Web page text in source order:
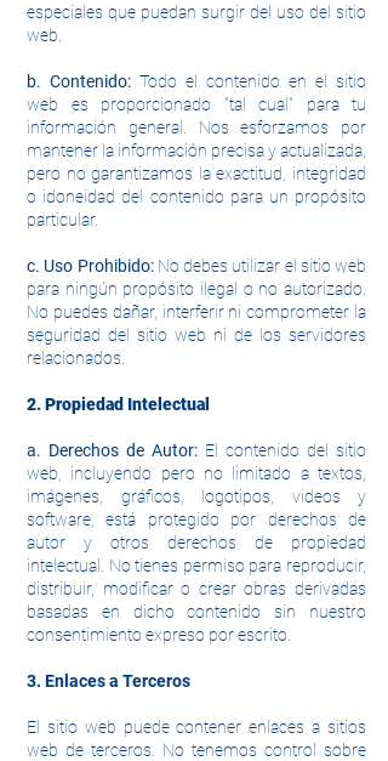
especiales que puedan surgir del uso del sitio
web.
b. Contenido: Todo el contenido en el sitio
web es proporcionado "tal cual" para tu
información general. Nos esforzamos por
mantener la información precisa y actualizada,
pero no garantizamos la exactitud, integridad
o idoneidad del contenido para un propósito
particular.
c. Uso Prohibido: No debes utilizar el sitio web
para ningún propósito ilegal o no autorizado.
No puedes dañar, interferir ni comprometer la
seguridad del sitio web ni de los servidores
relacionados.
2. Propiedad Intelectual
a. Derechos de Autor: El contenido del sitio
web, incluyendo pero no limitado a textos,
imágenes, gráficos, logotipos, videos y
software, está protegido por derechos de
autor y otros derechos de propiedad
intelectual. No tienes permiso para reproducir,
distribuir, modificar o crear obras derivadas
basadas en dicho contenido sin nuestro
consentimiento expreso por escrito.
3. Enlaces a Terceros
El sitio web puede contener enlaces a sitios
web de terceros. No tenemos control sobre